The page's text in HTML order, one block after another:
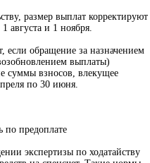
размер выплат корректируют
августа и 1 ноября.
если обращение за назначением
выплаты)
суммы взносов, влекущее
по 30 июня.
по предоплате
экспертизы по ходатайству